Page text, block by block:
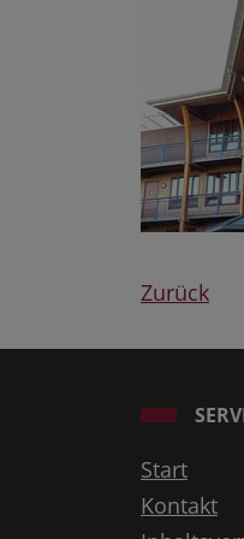
Zurück
Start
Kontakt